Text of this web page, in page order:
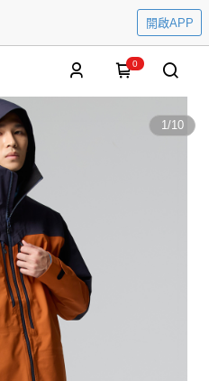
開啟APP
0
1/10